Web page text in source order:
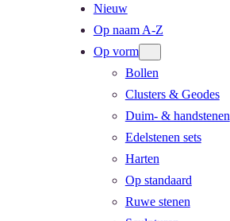
Nieuw
Op naam A-Z
Op vorm
Bollen
Clusters & Geodes
Duim- & handstenen
Edelstenen sets
Harten
Op standaard
Ruwe stenen